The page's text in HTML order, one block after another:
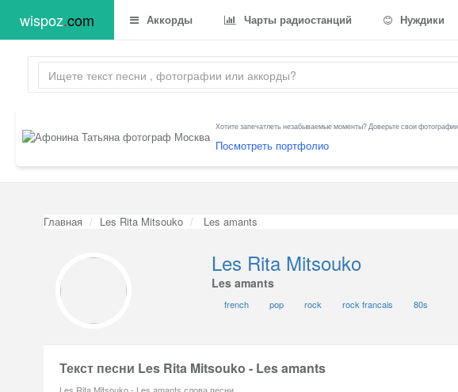
wispoz.com Аккорды Чарты радиостанций Нуждики
Хотите запечатлеть незабываемые моменты? Доверьте свои
Посмотреть портфолио
Главная Les Rita Mitsouko Les amants
Les Rita Mitsouko
Les amants
french pop rock rock francais 80s
Текст песни Les Rita Mitsouko - Les amants